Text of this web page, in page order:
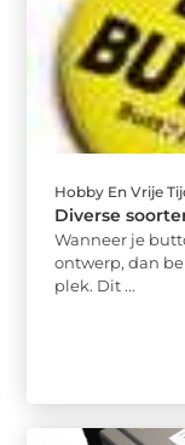
Hobby En Vrije
Diverse
Wanneer je
ontwerp, dan
plek. Dit ...